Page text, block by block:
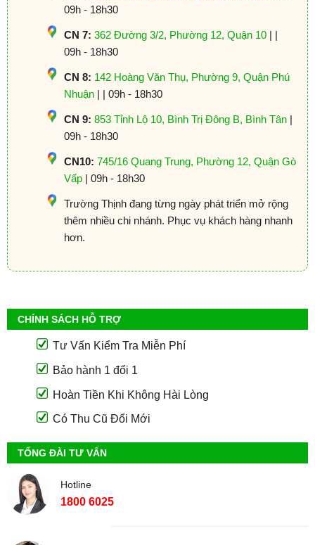
09h - 18h30
CN 7: 362 Đường 3/2, Phường 12, Quận 10| |
09h - 18h30
CN 8: 142 Hoàng Văn Thụ, Phường 9, Quận Phú
Nhuận| | 09h - 18h30
CN 9: 853 Tỉnh Lộ 10, Bình Trị Đông B, Bình Tân|
09h - 18h30
CN10: 745/16 Quang Trung, Phường 12, Quận Gò
Vấp| 09h - 18h30
Trường Thịnh đang từng ngày phát triển mở rộng
thêm nhiều chi nhánh. Phục vụ khách hàng nhanh
hơn.
CHÍNH SÁCH HỖ TRỢ
Tư Vấn Kiểm Tra Miễn Phí
Bảo hành 1 đổi 1
Hoàn Tiền Khi Không Hài Lòng
Có Thu Cũ Đổi Mới
TỔNG ĐÀI TƯ VẤN
Hotline
1800 6025